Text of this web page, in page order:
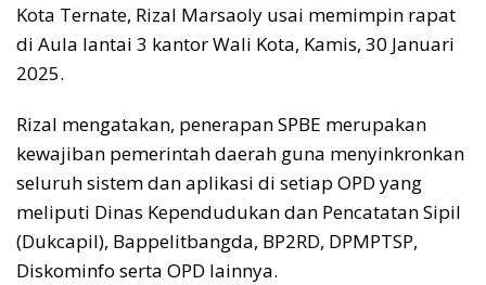
Kota Ternate, Rizal Marsaoly usai memimpin rapat
di Aula lantai 3 kantor Wali Kota, Kamis, 30 Januari
2025.
Rizal mengatakan, penerapan SPBE merupakan
kewajiban pemerintah daerah guna menyinkronkan
seluruh sistem dan aplikasi di setiap OPD yang
meliputi Dinas Kependudukan dan Pencatatan Sipil
(Dukcapil), Bappelitbangda, BP2RD, DPMPTSP,
Diskominfo serta OPD lainnya.